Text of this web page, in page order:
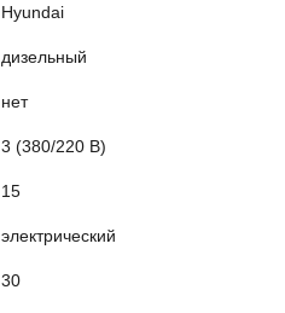
Hyundai
дизельный
нет
3 (380/220 В)
15
электрический
30